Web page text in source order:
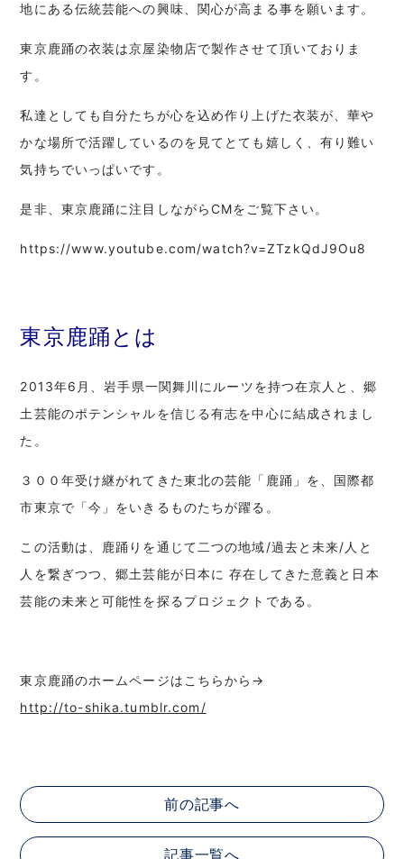
地にある伝統芸能への興味、関心が高まる事を願います。
東京鹿踊の衣装は京屋染物店で製作させて頂いておりま
す。
私達としても自分たちが心を込め作り上げた衣装が、華や
かな場所で活躍しているのを見てとても嬉しく、有り難い
気持ちでいっぱいです。
是非、東京鹿踊に注目しながらCMをご覧下さい。
https://www.youtube.com/watch?v=ZTzkQdJ9Ou8
東京鹿踊とは
2013年6月、岩手県一関舞川にルーツを持つ在京人と、郷
土芸能のポテンシャルを信じる有志を中心に結成されまし
た。
３００年受け継がれてきた東北の芸能「鹿踊」を、国際都
市東京で「今」をいきるものたちが躍る。
この活動は、鹿踊りを通じて二つの地域/過去と未来/人と
人を繋ぎつつ、郷土芸能が日本に 存在してきた意義と日本
芸能の未来と可能性を探るプロジェクトである。
東京鹿踊のホームページはこちらから→
http://to-shika.tumblr.com/
前の記事へ
記事一覧へ